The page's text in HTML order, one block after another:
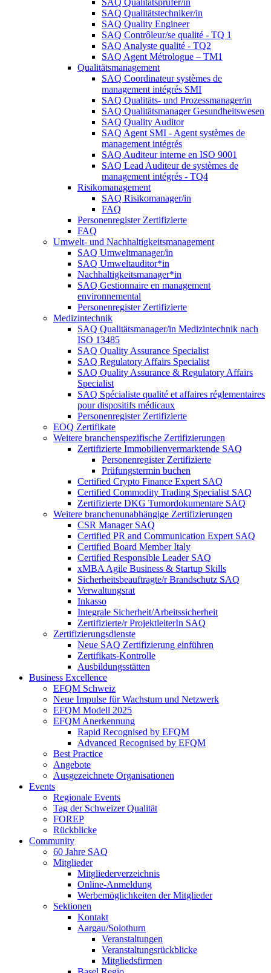
SAQ Qualitätstechniker/in
SAQ Quality Engineer
SAQ Contrôleur/se qualité - TQ 1
SAQ Analyste qualité - TQ2
SAQ Agent Métrologue – TM1
Qualitätsmanagement
SAQ Coordinateur systèmes de
management intégrés SMI
SAQ Qualitäts- und Prozessmanager/in
SAQ Qualitätsmanager Gesundheitswesen
SAQ Quality Auditor
SAQ Agent SMI - Agent systèmes de
management intégrés
SAQ Auditeur interne en ISO 9001
SAQ Lead Auditeur de systèmes de
management intégrés - TQ4
Risikomanagement
SAQ Risikomanager/in
FAQ
Personenregister Zertifizierte
FAQ
Umwelt- und Nachhaltigkeitsmanagement
SAQ Umweltmanager/in
SAQ Umweltauditor*in
Nachhaltigkeitsmanager*in
SAQ Gestionnaire en management
environnemental
Personenregister Zertifizierte
Medizintechnik
SAQ Qualitätsmanager/in Medizintechnik nach
ISO 13485
SAQ Quality Assurance Specialist
SAQ Regulatory Affairs Specialist
SAQ Quality Assurance & Regulatory Affairs
Specialist
SAQ Spécialiste qualité et affaires réglementaires
pour dispositifs médicaux
Personenregister Zertifizierte
EOQ Zertifikate
Weitere branchenspezifische Zertifizierungen
Zertifizierte Immobilienvermarktende SAQ
Personenregister Zertifizierte
Prüfungstermin buchen
Certified Crypto Finance Expert SAQ
Certified Commodity Trading Specialist SAQ
Zertifizierte DKG Tumordokumentare SAQ
Weitere branchenunabhängige Zertifizierungen
CSR Manager SAQ
Certified PR and Communication Expert SAQ
Certified Board Member Italy
Certified Responsible Leader SAQ
xMBA Agile Business & Startup Skills
Sicherheitsbeauftragte/​r Brandschutz SAQ
Verwaltungsrat
Inkasso
Integrale Sicherheit/Arbeitssicherheit
Zertifizierte/r ProjektleiterIn SAQ
Zertifizierungsdienste
Neue SAQ Zertifizierung einführen
Zertifikats-Kontrolle
Ausbildungsstätten
Business Excellence
EFQM Schweiz
Neue Impulse für Wachstum und Netzwerk
EFQM Modell 2025
EFQM Anerkennung
Rapid Recognised by EFQM
Advanced Recognised by EFQM
Best Practice
Angebote
Ausgezeichnete Organisationen
Events
Regionale Events
Tag der Schweizer Qualität
FOREP
Rückblicke
Community
60 Jahre SAQ
Mitglieder
Mitgliederverzeichnis
Online-Anmeldung
Werbemöglichkeiten der Mitglieder
Sektionen
Kontakt
Aargau/Solothurn
Veranstaltungen
Veranstaltungsrückblicke
Mitgliedsfirmen